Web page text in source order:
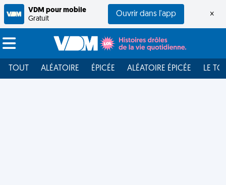
VDM pour mobile
Gratuit
Ouvrir dans l'app ×
TOUT ALÉATOIRE ÉPICÉE ALÉATOIRE ÉPICÉE LE